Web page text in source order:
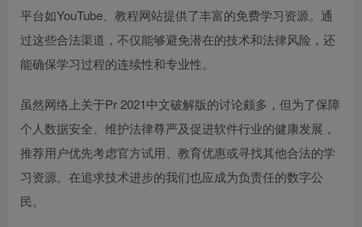
平台如YouTube、教程网站提供了丰富的免费学习资源。通
过这些合法渠道，不仅能够避免潜在的技术和法律风险，还
能确保学习过程的连续性和专业性。
虽然网络上关于Pr 2021中文破解版的讨论颇多，但为了保障
个人数据安全、维护法律尊严及促进软件行业的健康发展，
推荐用户优先考虑官方试用、教育优惠或寻找其他合法的学
习资源。在追求技术进步的我们也应成为负责任的数字公
民。